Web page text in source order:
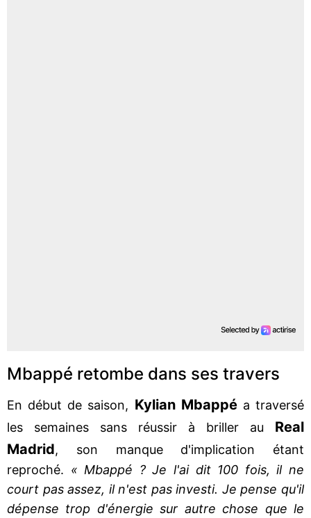
Mbappé retombe dans ses travers
En début de saison, Kylian Mbappéa traversé
les semaines sans réussir à briller au Real
Madrid, son manque d'implication étant
reproché. « Mbappé ? Je l'ai dit 100 fois, il ne
court pas assez, il n'est pas investi. Je pense qu'il
dépense trop d'énergie sur autre chose que le